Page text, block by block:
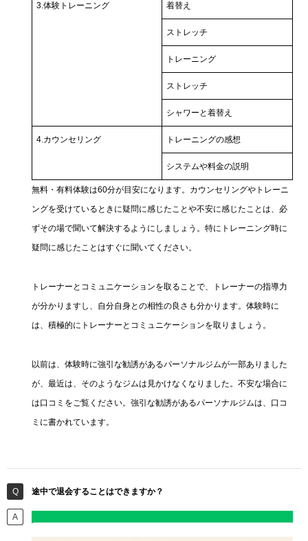
3.体験トレーニング 着替え
ストレッチ
トレーニング
ストレッチ
シャワーと着替え
4.カウンセリング トレーニングの感想
システムや料金の説明
無料・有料体験は60分が目安になります。カウンセリングやトレーニ
ングを受けているときに疑問に感じたことや不安に感じたことは、必
ずその場で聞いて解決するようにしましょう。特にトレーニング時に
疑問に感じたことはすぐに聞いてください。
トレーナーとコミュニケーションを取ることで、トレーナーの指導力
が分かりますし、自分自身との相性の良さも分かります。体験時に
は、積極的にトレーナーとコミュニケーションを取りましょう。
以前は、体験時に強引な勧誘があるパーソナルジムが一部ありました
が、最近は、そのようなジムは見かけなくなりました。不安な場合に
は口コミをご覧ください。強引な勧誘があるパーソナルジムは、口コ
ミに書かれています。
途中で退会することはできますか？